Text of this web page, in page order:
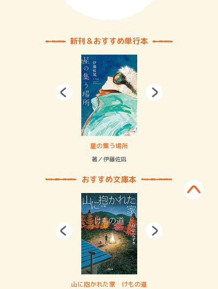
新刊＆おすすめ単行本
星の集う場所
著／伊藤佐凪
おすすめ文庫本
山に抱かれた家 けもの道